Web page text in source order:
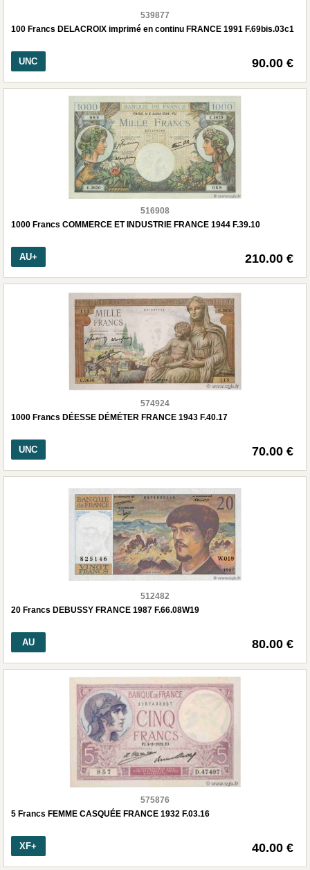
539877
100 Francs DELACROIX imprimé en continu FRANCE 1991 F.69bis.03c1
UNC 90.00 €
516908
1000 Francs COMMERCE ET INDUSTRIE FRANCE 1944 F.39.10
AU+ 210.00 €
574924
1000 Francs DÉESSE DÉMÉTER FRANCE 1943 F.40.17
UNC 70.00 €
512482
20 Francs DEBUSSY FRANCE 1987 F.66.08W19
AU 80.00 €
575876
5 Francs FEMME CASQUÉE FRANCE 1932 F.03.16
XF+ 40.00 €